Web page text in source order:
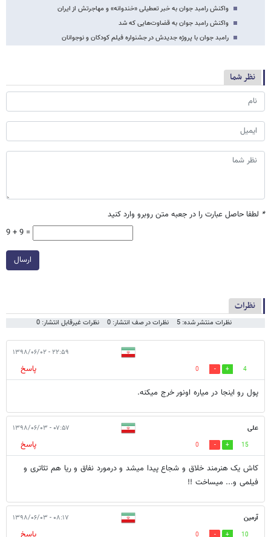
واکنش رامبد جوان به خبر تعطیلی «خندوانه» و مهاجرتش از ایران
واکنش رامبد جوان به قضاوت‌هایی که شد
رامبد جوان با پروژه جدیدش در جشنواره فیلم کودکان و نوجوانان
نظر شما
* لطفا حاصل عبارت را در جعبه متن روبرو وارد کنید
9 + 9 =
ارسال
نظرات
نظرات منتشر شده: 5 نظرات در صف انتشار: 0 نظرات غیرقابل انتشار: 0
۲۲:۵۹ - ۱۳۹۸/۰۶/۰۲
4
0
پاسخ
پول رو اینجا در میاره اونور خرج میکنه.
علی ۰۷:۵۷ - ۱۳۹۸/۰۶/۰۳
15
0
پاسخ
کاش یک هنرمند خلاق و شجاع پیدا میشد و درمورد نفاق و ریا هم تئاتری و
فیلمی و... میساخت !!
آرمین ۰۸:۱۷ - ۱۳۹۸/۰۶/۰۳
10
0